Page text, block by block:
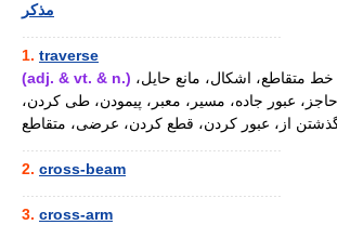
مذکر
1. traverse
(adj. & vt. & n.)
عبور جاده، مسیر، معبر، پیمودن، طی کردن،
از، عبور کردن، قطع کردن، عرضی، متقاطع
2. cross-beam
3. cross-arm